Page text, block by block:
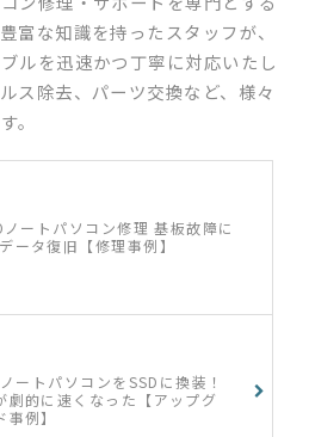
富な知識を持ったスタッフが、
ルを迅速かつ丁寧に対応いたし
ス除去、パーツ交換など、様々
。
ノートパソコン修理 基板故障に
ータ復旧【修理事例】
ートパソコンをSSDに換装！
劇的に速くなった【アップグ
事例】